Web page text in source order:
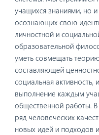
учащихся знаниями, но
осознающих свою
личностной и
образовательной
уметь совмещать
составляющей
социальная активность,
выполнение каждым
общественной работы.
ряд человеческих
новых идей и подходов